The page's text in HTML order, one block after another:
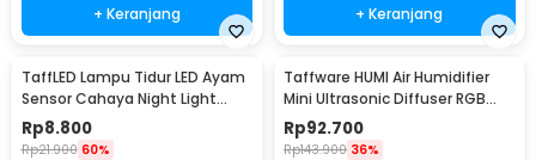
+ Keranjang + Keranjang
TaffLED Lampu Tidur LED Ayam
Sensor Cahaya Night Light
Warm White 5W - GY01
Rp8.800
Rp21.900 60%
Taffware HUMI Air Humidifier
Mini Ultrasonic Diffuser RGB
500ml Remote - HUMI H14A
Rp92.700
Rp143.900 36%